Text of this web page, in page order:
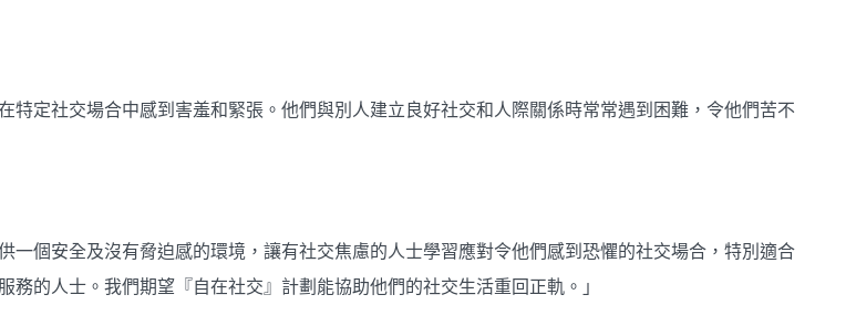
特定社交場合中感到害羞和緊張。他們與別人建立良好社交和人際關係時常常遇到困難，令他們苦不
一個安全及沒有脅迫感的環境，讓有社交焦慮的人士學習應對令他們感到恐懼的社交場合，特別適合
的人士。我們期望『自在社交』計劃能協助他們的社交生活重回正軌。」